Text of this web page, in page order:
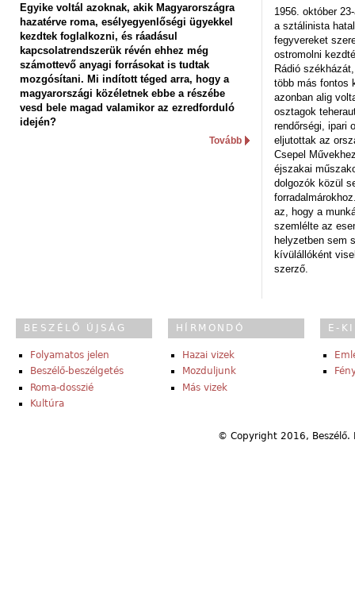
Egyike voltál azoknak, akik Magyarországra
hazatérve roma, esélyegyenlőségi ügyekkel
kezdtek foglalkozni, és ráadásul
kapcsolatrendszerük révén ehhez még
számottevő anyagi forrásokat is tudtak
mozgósítani. Mi indított téged arra, hogy a
magyarországi közéletnek ebbe a részébe
vesd bele magad valamikor az ezredforduló
idején?
Tovább
1956. október
a sztálinista
fegyvereket
ostromolni
Rádió
több más fontos
azonban alig
osztagok
rendőrségi, ipari
eljutottak az
Csepel
éjszakai
dolgozók közül
az, hogy a
szemlélte az
helyzetben sem
kívülállóként
szerző.
BESZÉLŐ ÚJSÁG
Folyamatos jelen
Beszélő-beszélgetés
Roma-dosszié
Kultúra
HÍRMONDÓ
Hazai vizek
Mozduljunk
Más vizek
E-
© Copyright 2016,